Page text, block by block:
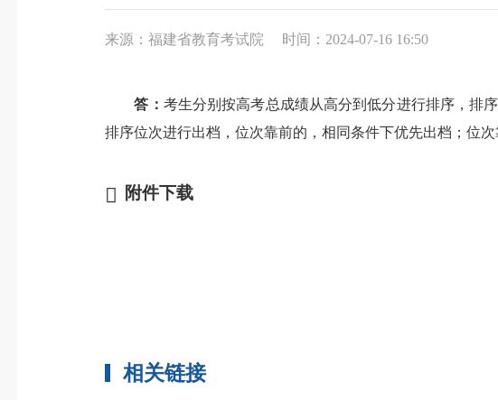
来源：福建省教育考试院 时间：2024-07-16 16:50
答： 考生分别按高考总成绩从高分到低分进行排序，排
排序位次进行出档，位次靠前的，相同条件下优先出档；位
附件下载
相关链接